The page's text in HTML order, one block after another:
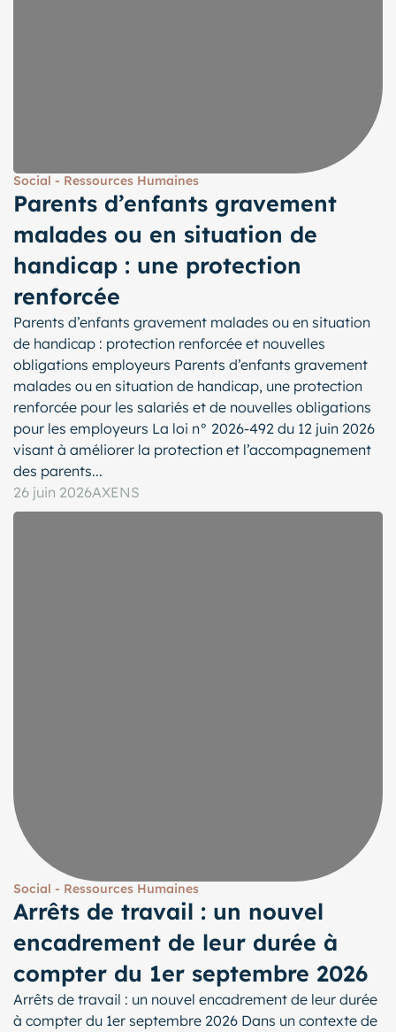
Social - Ressources Humaines
Parents d’enfants gravement
malades ou en situation de
handicap : une protection
renforcée
Parents d’enfants gravement malades ou en situation
de handicap : protection renforcée et nouvelles
obligations employeurs Parents d’enfants gravement
malades ou en situation de handicap, une protection
renforcée pour les salariés et de nouvelles obligations
pour les employeurs La loi n° 2026-492 du 12 juin 2026
visant à améliorer la protection et l’accompagnement
des parents...
26 juin 2026AXENS
Social - Ressources Humaines
Arrêts de travail : un nouvel
encadrement de leur durée à
compter du 1er septembre 2026
Arrêts de travail : un nouvel encadrement de leur durée
à compter du 1er septembre 2026 Dans un contexte de